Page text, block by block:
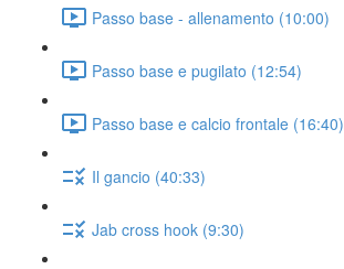
Passo base - allenamento (10:00)
Passo base e pugilato (12:54)
Passo base e calcio frontale (16:40)
Il gancio (40:33)
Jab cross hook (9:30)